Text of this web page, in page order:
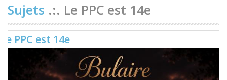
Sujets .:. Le PPC est 14e
Le PPC est 14e